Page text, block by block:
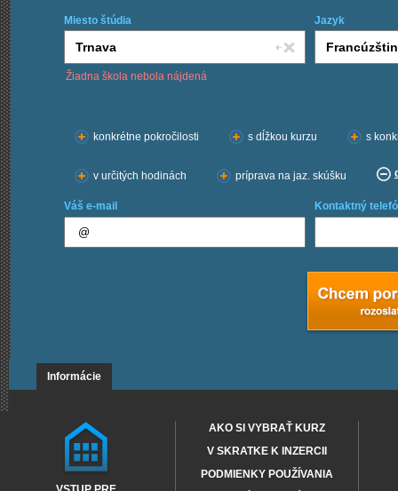
Miesto štúdia Jazyk
Žiadna škola nebola nájdená
konkrétne pokročilosti
s dĺžkou kurzu s
v určitých hodinách príprava na jaz. skúšku
Váš e-mail Kontaktný
Informácie
AKO SI VYBRAŤ KURZ
V SKRATKE K INZERCII
PODMIENKY POUŽÍVANIA